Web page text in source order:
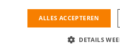
nieuwe collega/werknemer zo
ALLES ACCEPTEREN
DETAILS